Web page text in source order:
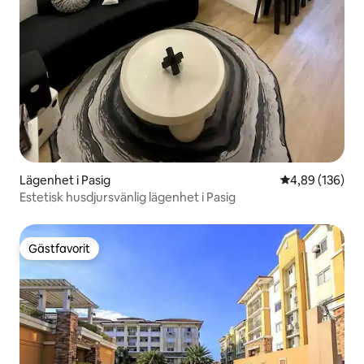
Lägenhet i Pasig 4,89 av 5 i
4,89 (136)
Estetisk husdjursvänlig lägenhet i Pasig
Gästfavorit
Gästfavorit